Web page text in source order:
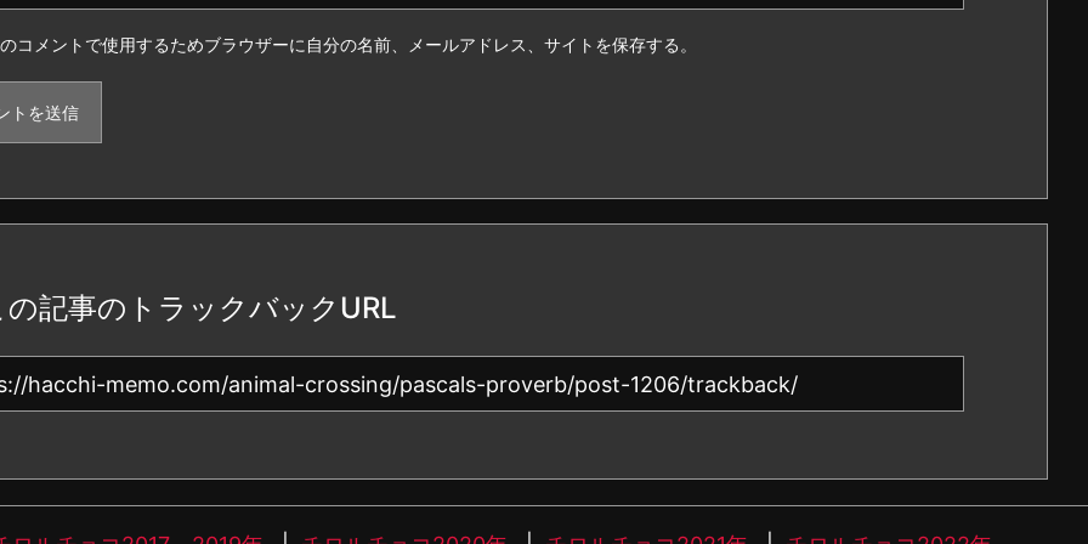
コメントで使用するためブラウザーに自分の名前、メールアドレス、サイトを保存する。
の記事のトラックバックURL